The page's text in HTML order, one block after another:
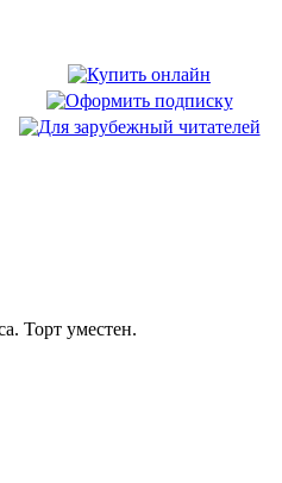
Торт уместен.